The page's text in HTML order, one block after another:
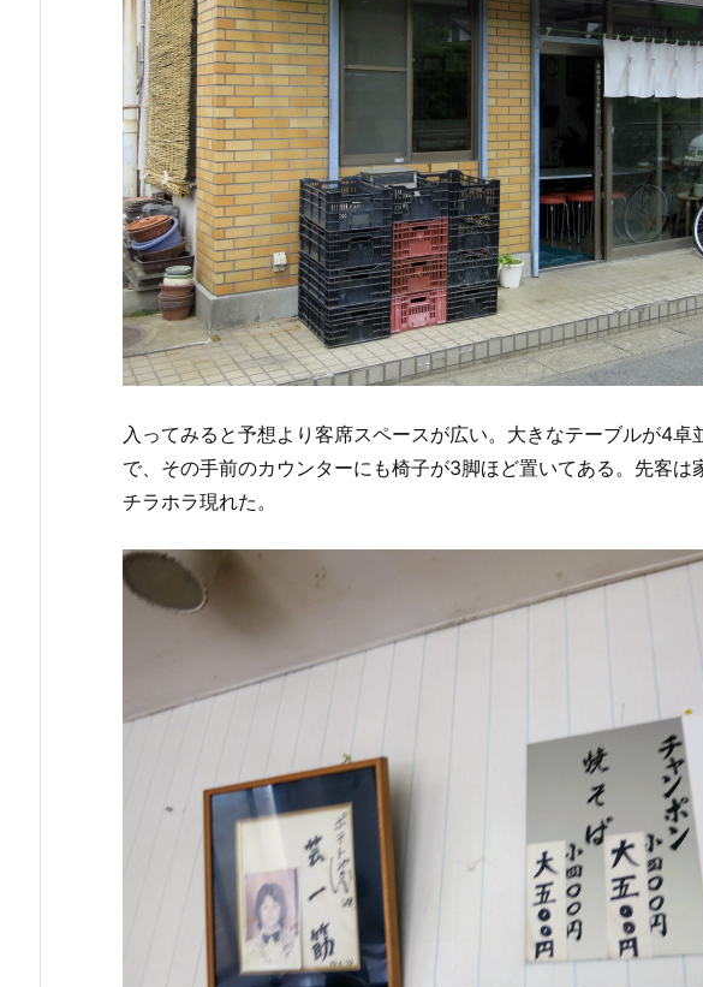
入ってみると予想より客席スペースが広い。大きなテーブルが4卓
で、その手前のカウンターにも椅子が3脚ほど置いてある。先客は
チラホラ現れた。